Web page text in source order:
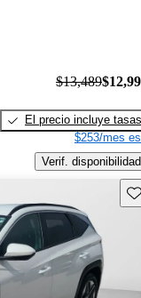
$13,489
El precio incluye tasas
$253/mes
Verif. disponibilidad